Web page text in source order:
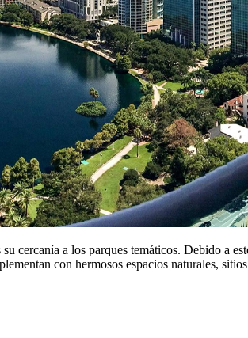
su cercanía a los parques temáticos. Debido a
con hermosos espacios naturales,